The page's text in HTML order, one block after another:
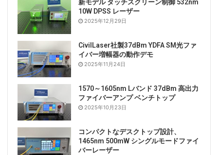
新モデル タッチスクリーン制御 532nm
10W DPSS レーザー
2025年12月29日
CivilLaser社製37dBm YDFA SM光ファ
イバー増幅器の動作デモ
2025年11月24日
1570～1605nm Lバンド 37dBm 高出力
ファイバーアンプ ベンチトップ
2025年10月23日
コンパクトなデスクトップ設計、
1465nm 500mW シングルモードファイ
バーレーザー